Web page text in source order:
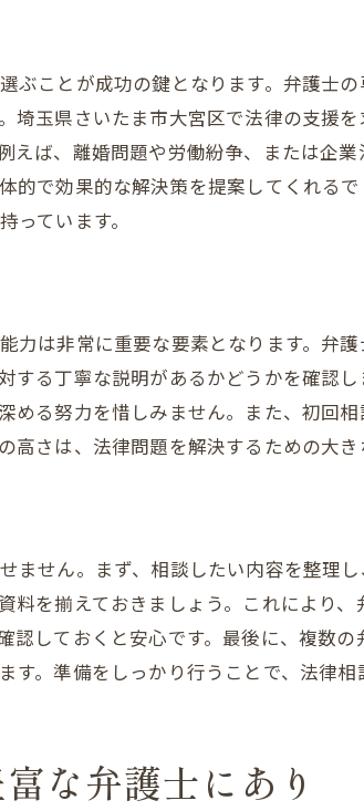
性のある相談料を提示する弁護士
寧な説明を心がける弁護士の見極め方
者の不安を解消するためのサポート体制
で誠実な対応をする弁護士を探す
績を持つ弁護士が提供する解決策
な問題に対応するための実績の重要性
の成功事例から学ぶ弁護士の実力
経験と実績がもたらす信頼性
を基にした的確な解決策の提案
事務所の弁護士が選ばれる理由
密着型のサービスを提供する理由
満足度の高い弁護士事務所の特徴
な対応で信頼される弁護士の魅力
れる理由を支える弁護士の信念
ぶことが成功の鍵となります。弁護士
埼玉県さいたま市大宮区で法律の支援
えば、離婚問題や労働紛争、または企
で効果的な解決策を提案してくれる
ています。
力は非常に重要な要素となります。弁
する丁寧な説明があるかどうかを確認
める努力を惜しみません。また、初回
さは、法律問題を解決するための大き
ません。まず、相談したい内容を整理
料を揃えておきましょう。これにより
認しておくと安心です。最後に、複数
。準備をしっかり行うことで、法律相
な弁護士にあり